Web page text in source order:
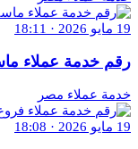
19 مايو 2026 · 18:11
رقم خدمة عملاء ماستر
خدمة عملاء مصر
19 مايو 2026 · 18:08